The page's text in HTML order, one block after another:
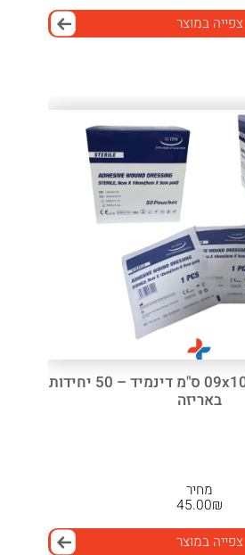
צפייה במוצר
סטריפד סטרילי 09x10 ס"מ דינמיד – 50 יחידות
באריזה
מחיר
₪
45.00
צפייה במוצר